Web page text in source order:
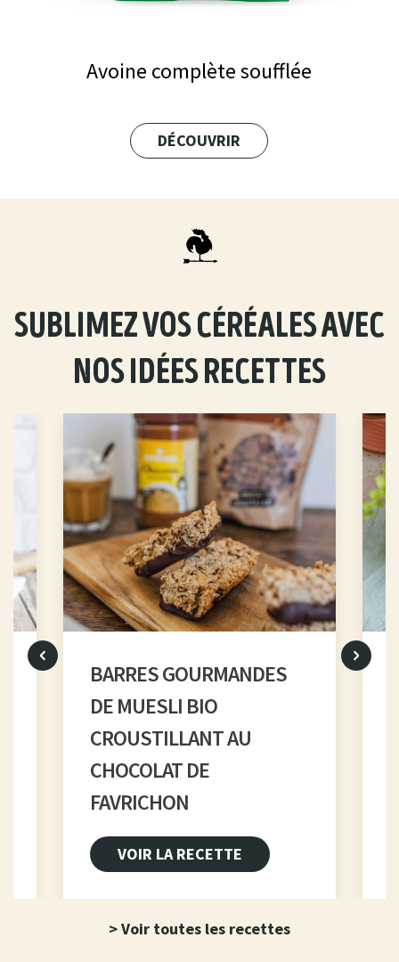
Avoine complète soufflée
DÉCOUVRIR
sublimez vos céréales avec
nos idées recettes
BARRES GOURMANDES
DE MUESLI BIO
CROUSTILLANT AU
CHOCOLAT DE
FAVRICHON
VOIR LA RECETTE
> Voir toutes les recettes